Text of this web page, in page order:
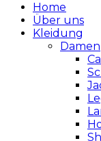
Home
Über uns
Kleidung
Damen